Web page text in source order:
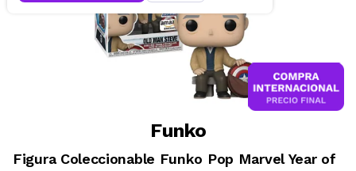
Funko
Figura Coleccionable Funko Pop Marvel Year of